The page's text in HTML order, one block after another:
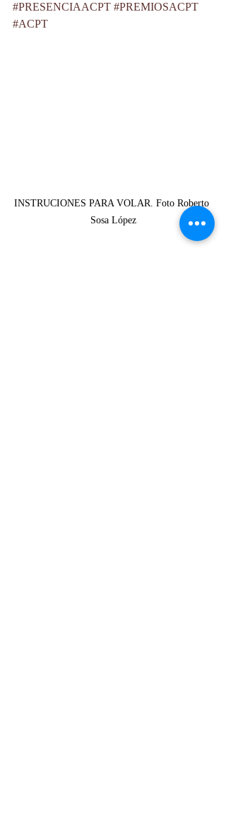
#PRESENCIAACPT #PREMIOSACPT
#ACPT
INSTRUCIONES PARA VOLAR. Foto Roberto
Sosa López